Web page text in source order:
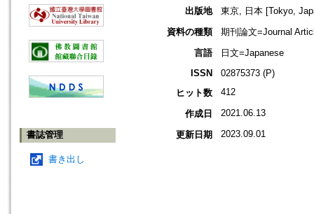
書誌管理
書き出し
出版地
東京, 日本 [Tokyo,
資料の種類
期刊論文=Journal
言語
日文=Japanese
ISSN
02875373 (P)
ヒット数
412
作成日 2021.06.13
更新日期 2023.09.01